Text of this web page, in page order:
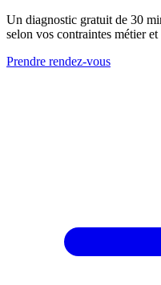
Un diagnostic gratuit de 30
selon vos contraintes métier et
Prendre rendez-vous